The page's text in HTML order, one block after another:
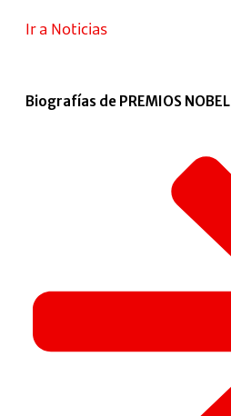
Ir a Noticias
Biografías de PREMIOS NOBEL